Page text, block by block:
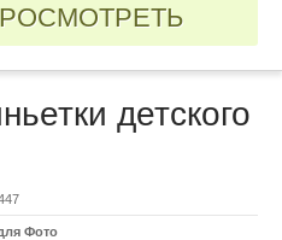
детского
Фото